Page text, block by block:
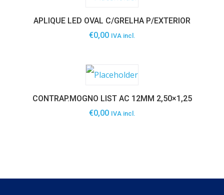
APLIQUE LED OVAL C/GRELHA P/EXTERIOR
€0,00 IVA incl.
CONTRAP.MOGNO LIST AC 12MM 2,50×1,25
€0,00 IVA incl.